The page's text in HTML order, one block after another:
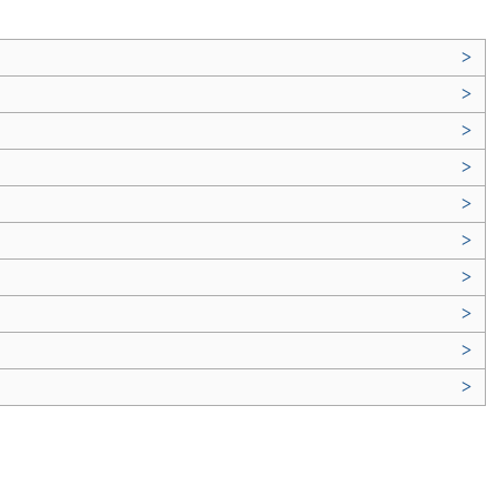
>
>
>
>
>
>
>
>
>
>